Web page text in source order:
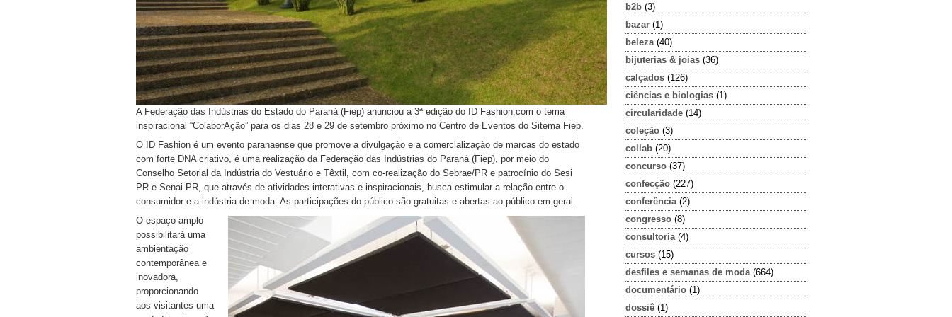
b2b (3)
bazar (1)
beleza (40)
bijuterias & joias (36)
calçados (126)
ciências e biologias (1)
circularidade (14)
coleção (3)
collab (20)
concurso (37)
confecção (227)
conferência (2)
congresso (8)
consultoria (4)
cursos (15)
desfiles e semanas de moda (664)
documentário (1)
dossiê (1)
A Federação das Indústrias do Estado do Paraná (Fiep) anunciou a 3ª edição do ID Fashion,com o tema
inspiracional “ColaborAção” para os dias 28 e 29 de setembro próximo no Centro de Eventos do Sitema Fiep.
O ID Fashion é um evento paranaense que promove a divulgação e a comercialização de marcas do estado
com forte DNA criativo, é uma realização da Federação das Indústrias do Paraná (Fiep), por meio do
Conselho Setorial da Indústria do Vestuário e Têxtil, com co-realização do Sebrae/PR e patrocínio do Sesi
PR e Senai PR, que através de atividades interativas e inspiracionais, busca estimular a relação entre o
consumidor e a indústria de moda. As participações do público são gratuitas e abertas ao público em geral.
O espaço amplo
possibilitará uma
ambientação
contemporânea e
inovadora,
proporcionando
aos visitantes uma